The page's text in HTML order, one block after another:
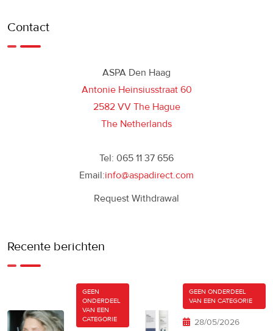
Contact
ASPA Den Haag
Antonie Heinsiusstraat 60
2582 VV The Hague
The Netherlands
Tel: 065 11 37 656
Email:info@aspadirect.com
Request Withdrawal
Recente berichten
GEEN
ONDERDEEL
VAN EEN
CATEGORIE
GEEN ONDERDEEL
VAN EEN CATEGORIE
28/05/2026